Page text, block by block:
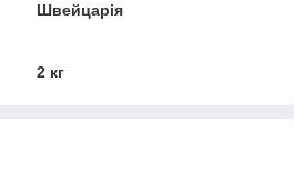
Швейцарія
2 кг